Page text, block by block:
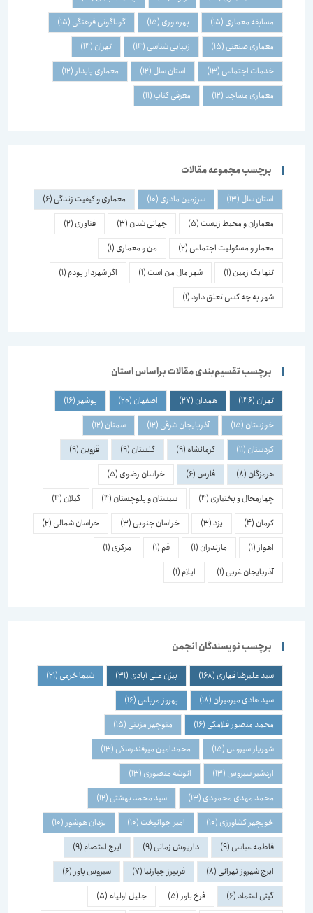
مسابقه معماری(15) بهره وری(15) گوناگونی فرهنگی(15)
معماری صنعتی(15) زیبایی شناسی(14) تهران(14)
خدمات اجتماعی(13) استان سال(12) معماری پایدار(12)
معماری مساجد(12) معرفی کتاب(11)
برچسب مجموعه مقالات
استان سال(13) سرزمین مادری(10) معماری و کیفیت زندگی(6)
معماران و محیط زیست(5) جهانی شدن(3) فناوری(2)
معمار و مسئولیت اجتماعی(2) من و معماری(1)
تنها یک زمین(1) شهر مال من است(1) اگر شهردار بودم(1)
شهر به چه کسی تعلق دارد(1)
برچسب تقسیم‌بندی مقالات براساس استان
تهران(146) همدان(27) اصفهان(20) بوشهر(16)
خوزستان(15) آذربایجان شرقی(12) سمنان(12)
کردستان(11) کرمانشاه(9) گلستان(9) قزوین(9)
هرمزگان(8) فارس(6) خراسان رضوی(5)
چهارمحال و بختیاری(4) سیستان و بلوچستان(4) گیلان(4)
کرمان(4)
(3) خراسان جنوبی(3) خراسان شمالی(2)
اهواز(1) مازندران(1)
(1) مرکزی(1)
آذربایجان غربی(1) ایلام(1)
برچسب نویسندگان انجمن
سید علیرضا قهاری(168) بیژن علی آبادی(31) شیما خرمی(21)
سید هادی میرمیران(18) بهروز مرباغی(16)
محمد منصور فلامکی(16) منوچهر مزینی(15)
شهریار سیروس(15) محمدامین میرفندرسکی(13)
اردشیر سیروس(13) انوشه منصوری(13)
محمد مهدی محمودی(13) سید محمد بهشتی(12)
خوبچهر کشاورزی(10) امیر جوانبخت(10) یزدان هوشور(10)
فاطمه عباسی(9) داریوش زمانی(9) ایرج اعتصام(9)
ایرج شهروز تهرانی(8) فریبرز جبارنیا(7) سیروس باور (6)
گیتی اعتماد(6) فرخ باور (5) جلیل اولیاء(5)